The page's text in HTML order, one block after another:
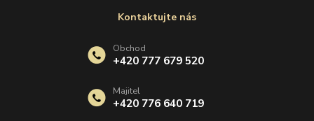
Kontaktujte nás
Obchod
+420 777 679 520
Majitel
+420 776 640 719